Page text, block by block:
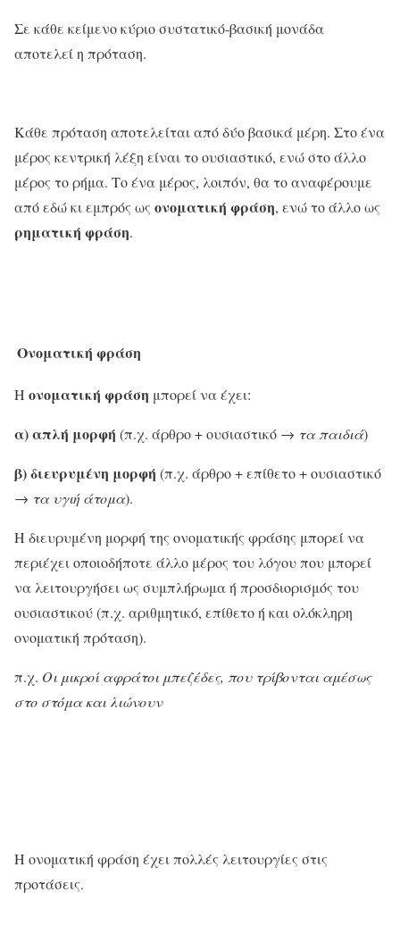
Σε κάθε κείμενο κύριο συστατικό-βασική μονάδα
αποτελεί η πρόταση.
Kάθε πρόταση αποτελείται από δύο βασικά μέρη. Στο ένα
μέρος κεντρική λέξη είναι το ουσιαστικό, ενώ στο άλλο
μέρος το ρήμα. Το ένα μέρος, λοιπόν, θα το αναφέρουμε
από εδώ κι εμπρός ως ονοματική φράση, ενώ το άλλο ως
ρηματική φράση.
Ονοματική φράση
H ονοματική φράση μπορεί να έχει:
α) απλή μορφή (π.χ. άρθρο + ουσιαστικό → τα παιδιά)
β) διευρυμένη μορφή (π.χ. άρθρο + επίθετο + ουσιαστικό
→ τα υγιή άτομα).
H διευρυμένη μορφή της ονοματικής φράσης μπορεί να
περιέχει οποιοδήποτε άλλο μέρος του λόγου που μπορεί
να λειτουργήσει ως συμπλήρωμα ή προσδιορισμός του
ουσιαστικού (π.χ. αριθμητικό, επίθετο ή και ολόκληρη
ονοματική πρόταση).
π.χ. Οι μικροί αφράτοι μπεζέδες, που τρίβονται αμέσως
στο στόμα και λιώνουν
H ονοματική φράση έχει πολλές λειτουργίες στις
προτάσεις.